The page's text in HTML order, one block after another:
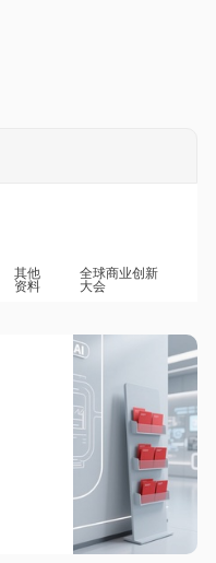
其他
资料
全球商业创新
大会